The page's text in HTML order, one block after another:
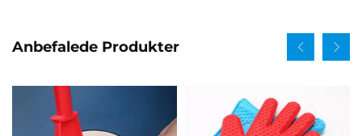
Anbefalede Produkter